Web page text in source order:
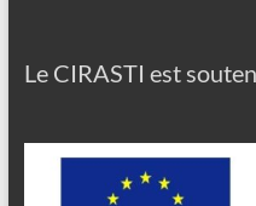
Le CIRASTI est